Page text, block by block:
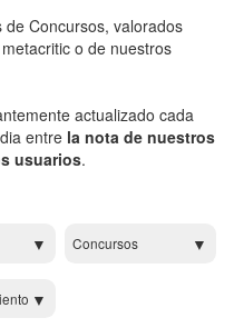
Concursos, valorados
o de nuestros
actualizado cada
entre la nota de nuestros
usuarios.
Concursos